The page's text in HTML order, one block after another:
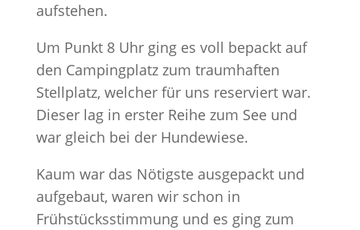
aufstehen.
Um Punkt 8 Uhr ging es voll bepackt auf
den Campingplatz zum traumhaften
Stellplatz, welcher für uns reserviert war.
Dieser lag in erster Reihe zum See und
war gleich bei der Hundewiese.
Kaum war das Nötigste ausgepackt und
aufgebaut, waren wir schon in
Frühstücksstimmung und es ging zum